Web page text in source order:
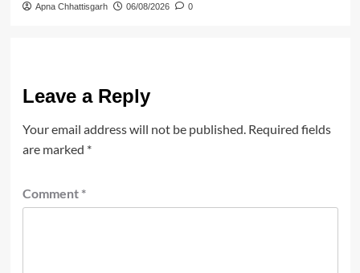
Apna Chhattisgarh 06/08/2026 0
Leave a Reply
Your email address will not be published. Required fields
are marked *
Comment *